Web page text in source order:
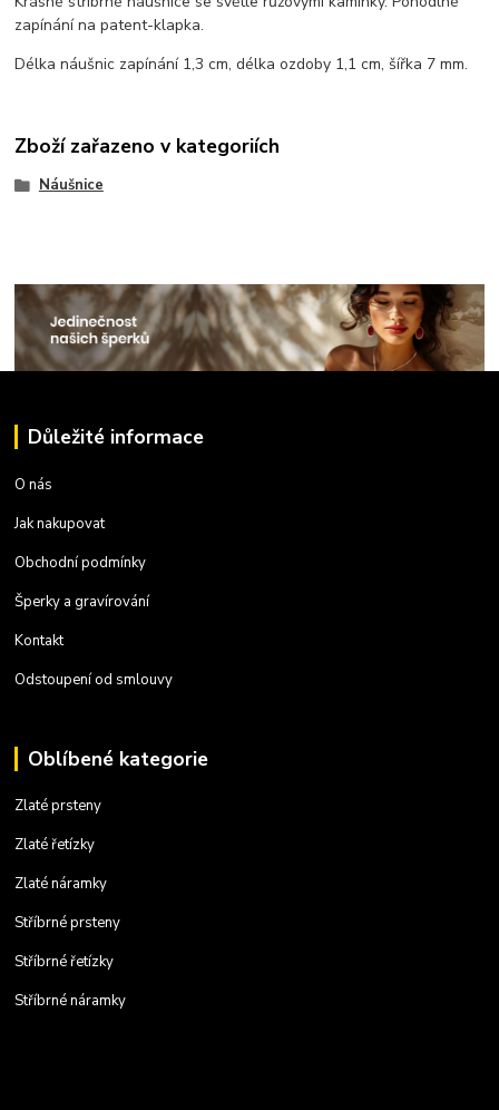
zapínání na patent-klapka.
Délka náušnic zapínání 1,3 cm, délka ozdoby 1,1 cm, šířka 7 mm.
Zboží zařazeno v kategoriích
Náušnice
Důležité informace
O nás
Jak nakupovat
Obchodní podmínky
Šperky a gravírování
Kontakt
Odstoupení od smlouvy
Oblíbené kategorie
Zlaté prsteny
Zlaté řetízky
Zlaté náramky
Stříbrné prsteny
Stříbrné řetízky
Stříbrné náramky